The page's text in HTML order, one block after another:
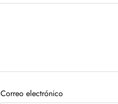
Correo electrónico